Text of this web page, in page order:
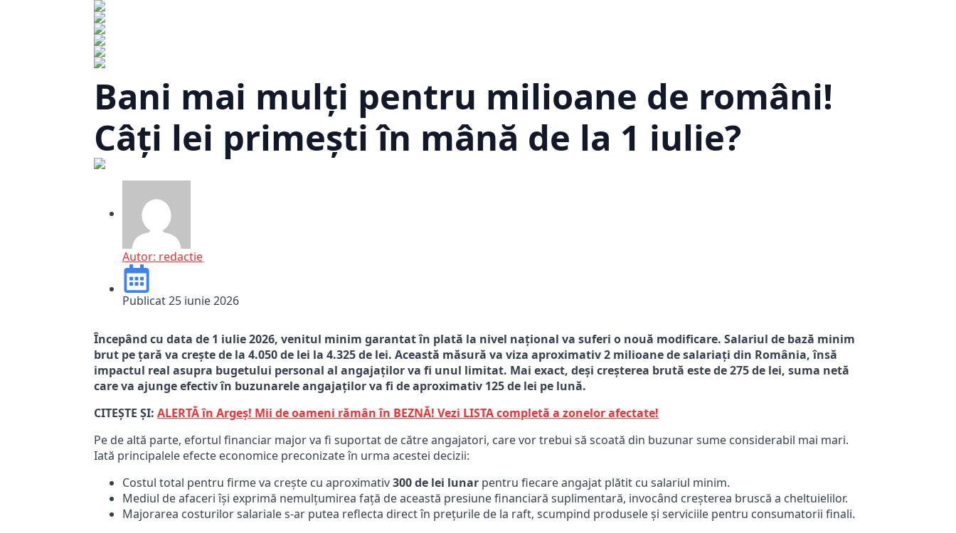
Bani mai mulți pentru milioane de români!
Câți lei primești în mână de la 1 iulie?
Autor: redactie
Publicat25 iunie 2026
Începând cu data de 1 iulie 2026, venitul minim garantat în plată la nivel național va suferi o nouă modificare. Salariul de bază minim
brut pe țară va crește de la 4.050 de lei la 4.325 de lei. Această măsură va viza aproximativ 2 milioane de salariați din România, însă
impactul real asupra bugetului personal al angajaților va fi unul limitat. Mai exact, deși creșterea brută este de 275 de lei, suma netă
care va ajunge efectiv în buzunarele angajaților va fi de aproximativ 125 de lei pe lună.
CITEȘTE ȘI: ALERTĂ în Argeș! Mii de oameni rămân în BEZNĂ! Vezi LISTA completă a zonelor afectate!
Pe de altă parte, efortul financiar major va fi suportat de către angajatori, care vor trebui să scoată din buzunar sume considerabil mai mari.
Iată principalele efecte economice preconizate în urma acestei decizii:
Costul total pentru firme va crește cu aproximativ300 de lei lunar pentru fiecare angajat plătit cu salariul minim.
Mediul de afaceri își exprimă nemulțumirea față de această presiune financiară suplimentară, invocând creșterea bruscă a cheltuielilor.
Majorarea costurilor salariale s-ar putea reflecta direct în prețurile de la raft, scumpind produsele și serviciile pentru consumatorii finali.